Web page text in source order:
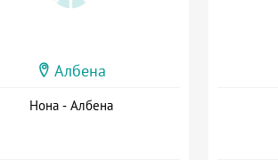
Албена
Нона - Албена